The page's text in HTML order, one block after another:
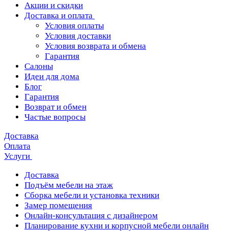
Акции и скидки
Доставка и оплата
Условия оплаты
Условия доставки
Условия возврата и обмена
Гарантия
Салоны
Идеи для дома
Блог
Гарантия
Возврат и обмен
Частые вопросы
Доставка
Оплата
Услуги
Доставка
Подъём мебели на этаж
Сборка мебели и установка техники
Замер помещения
Онлайн-консультация с дизайнером
Планирование кухни и корпусной мебели онлайн